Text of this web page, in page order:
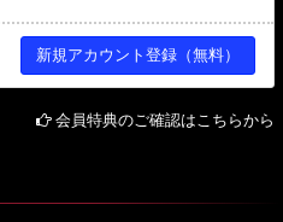
会員特典のご確認はこちらから